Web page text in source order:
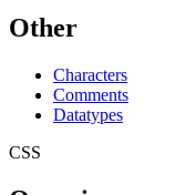
Other
Characters
Comments
Datatypes
CSS